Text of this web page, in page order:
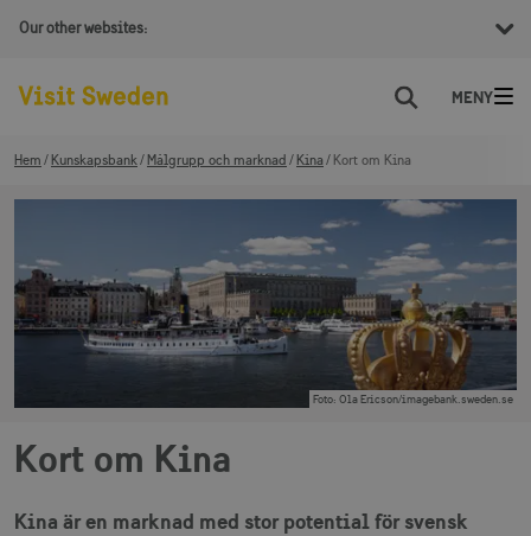
Our other websites:
Sök
Hem Kunskapsbank Målgrupp och marknad Kina Kort om Kina
Foto: Ola Ericson/imagebank.sweden.se
Kort om Kina
Kina är en marknad med stor potential för svensk